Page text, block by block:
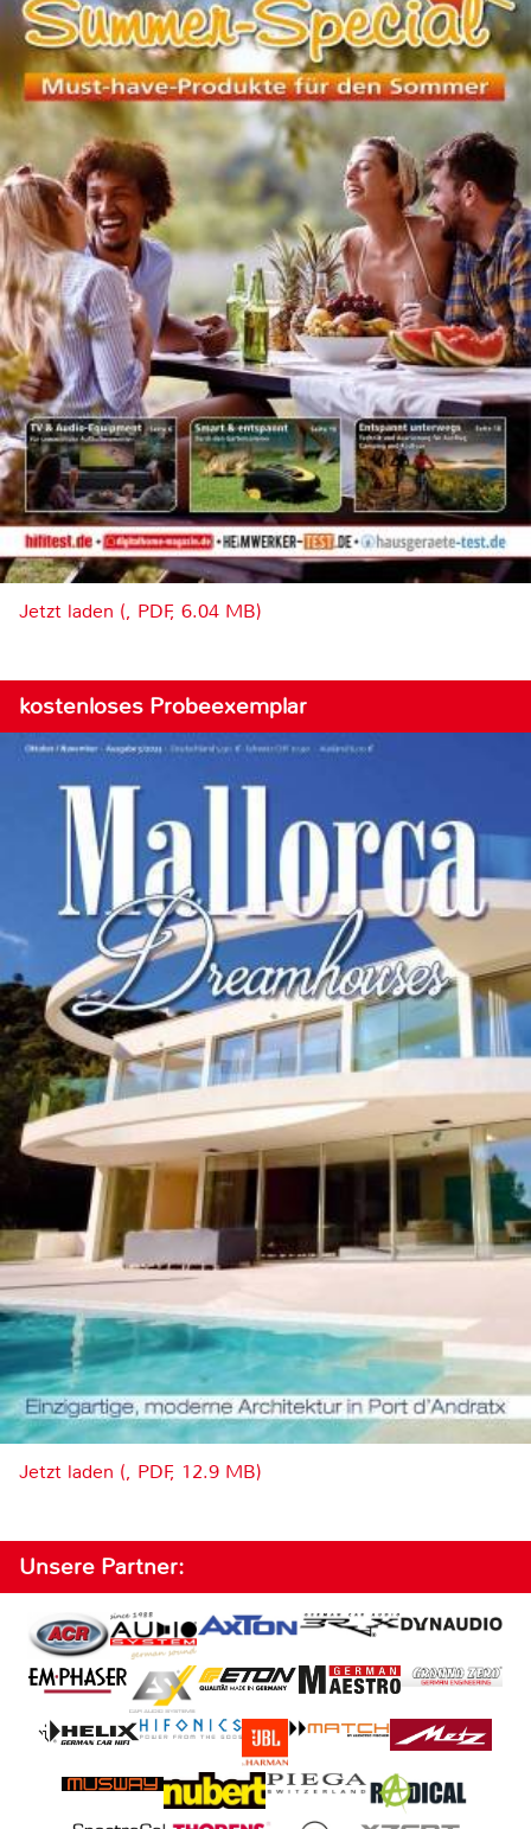
Jetzt laden (, PDF, 6.04 MB)
kostenloses Probeexemplar
Jetzt laden (, PDF, 12.9 MB)
Unsere Partner: